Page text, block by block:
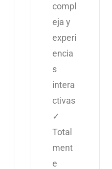
compl
eja y
experi
encia
s
intera
ctivas
✓
Total
ment
e